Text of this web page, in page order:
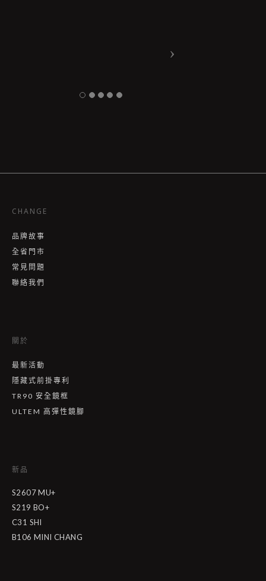
CHANGE
品牌故事
全省門市
常見問題
聯絡我們
關於
最新活動
隱藏式前掛專利
TR90 安全鏡框
ULTEM 高彈性鏡腳
新品
S2607 MU+
S219 BO+
C31 SHI
B106 MINI CHANG